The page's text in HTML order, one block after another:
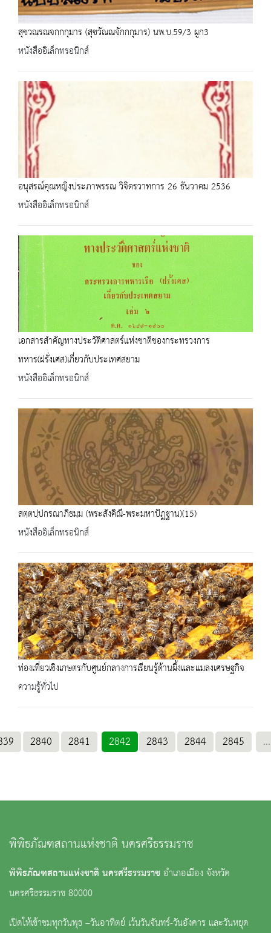
สุชวณฺรณจกฺกกุมาร (สุชวัณณจักกกุมาร) นพ.บ.59/3 ผูก3
หนังสืออิเล็กทรอนิกส์
อนุสรณ์คุณหญิงประภาพรรณ วิจิตรวาทการ 26 ธันวาคม 2536
หนังสืออิเล็กทรอนิกส์
เอกสารสำคัญทางประวัติศาสตร์แห่งชาติของกระทรวงการ
ทหาร(ฝรั่งเศส)เกี่ยวกับประเทศสยาม
หนังสืออิเล็กทรอนิกส์
สตฺตปฺปกรณาภิธมฺม (พระสังคิณี-พระมหาปัฏฐาน)(15)
หนังสืออิเล็กทรอนิกส์
ท่องเที่ยวเชิงเกษตรกับศูนย์กลางการเรียนรู้ด้านผึ้งและแมลงเศรษฐกิจ
ความรู้ทั่วไป
2840 2841 2842 2843 2844 2845 ...
พิพิธภัณฑสถานแห่งชาติ นครศรีธรรมราช
พิพิธภัณฑสถานแห่งชาติ นครศรีธรรมราชอำเภอเมือง จังหวัด
นครศรีธรรมราช 80000
เปิดให้เข้าชมทุกวันพุธ –วันอาทิตย์ เว้นวันจันทร์-วันอังคาร และวันหยุด